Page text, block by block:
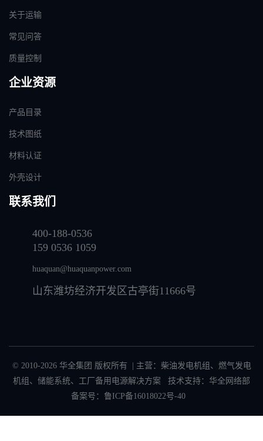
关于运输
常见问答
质量控制
企业资源
产品目录
技术图纸
材料认证
外壳设计
联系我们
400-188-0536
159 0536 1059
huaquan@huaquanpower.com
山东潍坊经济开发区古亭街11666号
© 2010-2026 华全集团 版权所有 | 主营： 柴油发电机组 、 燃气发电
机组 、 储能系统、 工厂备用电源解决方案 技术支持：华全网络部
备案号： 鲁ICP备16018022号-40